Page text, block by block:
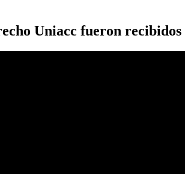
Uniacc fueron